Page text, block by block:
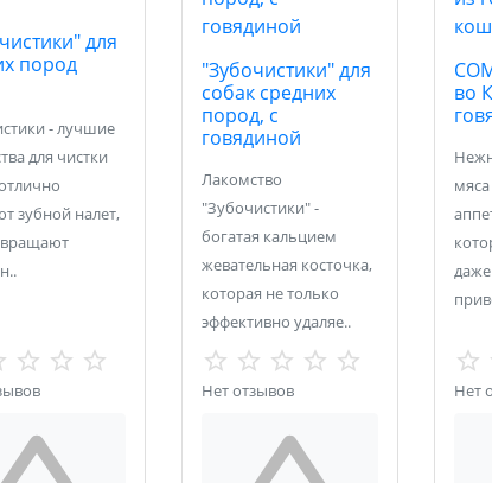
для
пород
- лучшие
для чистки
зубной налет,
"Зубочистики" для
собак средних
пород, с
говядиной
Лакомство
"Зубочистики" -
богатая кальцием
жевательная косточка,
которая не только
эффективно удаляе..
Нет отзывов
во
Нет